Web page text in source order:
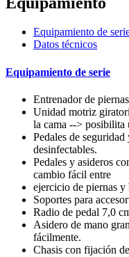
Equipamiento de
Datos técnicos
Equipamiento de serie
Entrenador de
Unidad motriz
la cama --> posibilita
Pedales de
desinfectables.
Pedales y asideros
cambio fácil entre
ejercicio de piernas y
Soportes para
Radio de pedal 7,0
Asidero de mano
fácilmente.
Chasis con fijación